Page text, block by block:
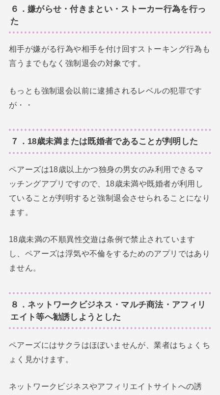
６．嫌がらせ・付きまとい・ストーカー行為を行っ
た
相手が嫌がる行為や相手を付け回すストーキング行為も
言うまでもなく強制退会の対象です。
もっとも強制退会以前に逮捕されるレベルの犯罪です
が・・
７．18歳未満または既婚者であることが判明した
ペアーズは18歳以上かつ独身の男女のみ利用できるマ
ッチングアプリですので、18歳未満や既婚者が利用し
ていることが判明すると強制退会させられることになり
ます。
18歳未満の不順異性交遊は条例で禁止されています
し、ペアーズは浮気や不倫をするためのアプリではあり
ません。
８．ネットワークビジネス・マルチ商法・アフィリ
エイト等へ勧誘しようとした
ペアーズにはサクラはほぼいませんが、業者はちょくち
ょく見かけます。
ネットワークビジネスやアフィリエイトサイトへの誘